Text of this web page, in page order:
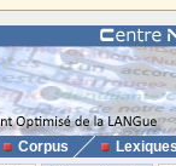
Corpus